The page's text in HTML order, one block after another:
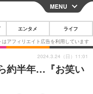
CLOSE
スマートフォン
MENU
エンタメ ライフ
約半年…『お笑い
2024.3.24（日）11:01